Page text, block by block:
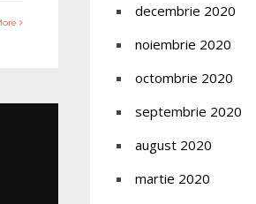
decembrie 2020
noiembrie 2020
octombrie 2020
septembrie 2020
august 2020
martie 2020